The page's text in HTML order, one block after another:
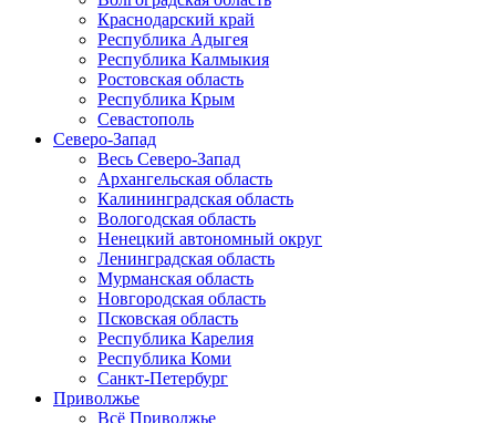
Краснодарский край
Республика Адыгея
Республика Калмыкия
Ростовская область
Республика Крым
Севастополь
Северо-Запад
Весь Северо-Запад
Архангельская область
Калининградская область
Вологодская область
Ненецкий автономный округ
Ленинградская область
Мурманская область
Новгородская область
Псковская область
Республика Карелия
Республика Коми
Санкт-Петербург
Приволжье
Всё Приволжье